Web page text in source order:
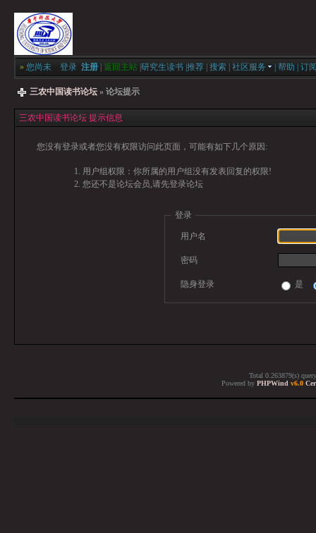
» 您尚未 登录 注册 返回主站 研究生读书 推荐 搜索 社区服务 帮助 订
三农中国读书论坛 » 论坛提示
三农中国读书论坛 提示信息
您没有登录或者您没有权限访问此页面，可能有如下几个原因:
用户组权限：你所属的用户组没有发表回复的权限!
您还不是论坛会员,请先登录论坛
登录
用户名
密码
隐身登录 是
Total 0.263879(s)
Powered by PHPWind v6.0